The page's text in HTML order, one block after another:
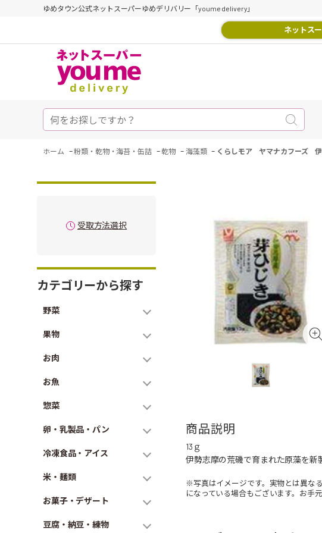
ゆめタウン公式ネットスーパーゆめデリバリー「youme delivery」
ネットス
ホーム -粉類・乾物・海苔・缶詰 -乾物 - 海藻類 - くらしモア ヤマナカフーズ
受取方法選択
カテゴリーから探す
野菜
果物
お肉
お魚
惣菜
卵・乳製品・パン
冷凍食品・アイス
米・麺類
お菓子・デザート
豆腐・納豆・練物
商品説明
13ｇ
伊勢志摩の荒磯で育まれた原藻を新
※写真はイメージです。実物とは異な
になっている場合もございます。お手